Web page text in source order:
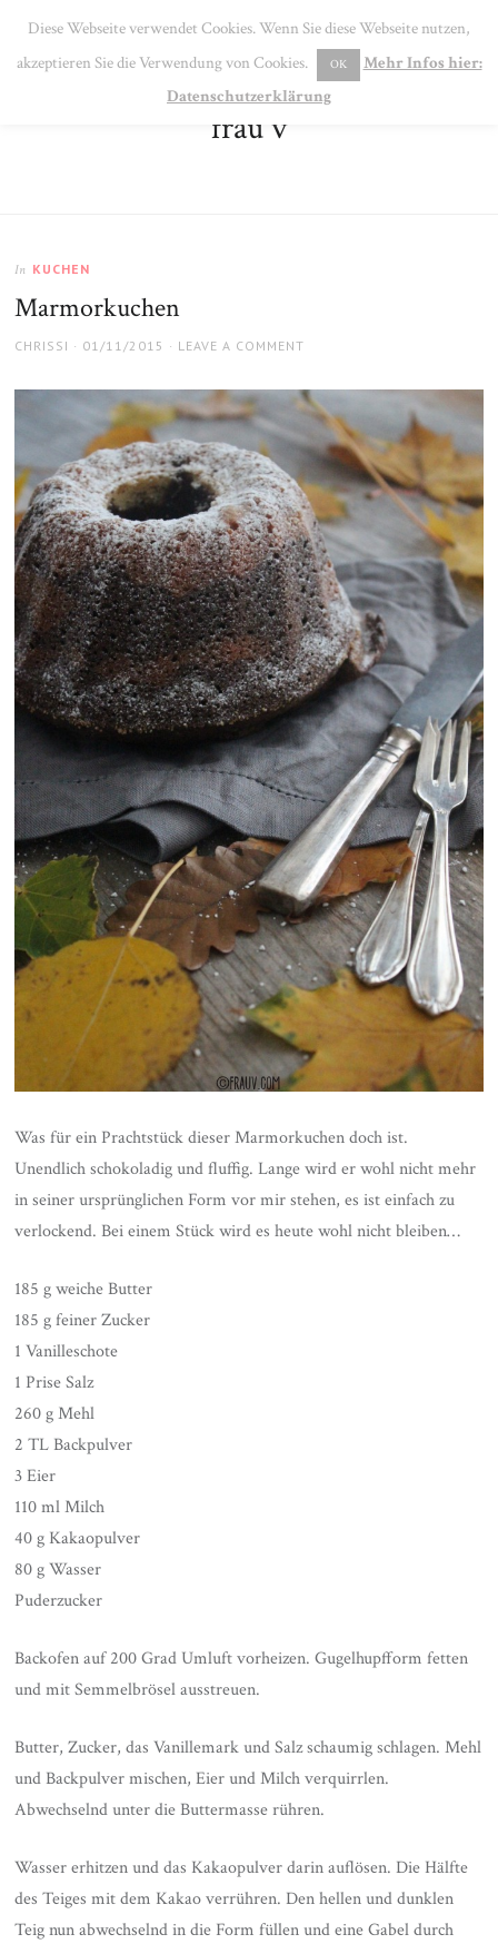
MENU
frau v
In KUCHEN
Marmorkuchen
AUTHOR
CHRISSI
POSTED
01/11/2015 LEAVE A COMMENT
Was für ein Prachtstück dieser Marmorkuchen doch ist.
Unendlich schokoladig und fluffig. Lange wird er wohl nicht mehr
in seiner ursprünglichen Form vor mir stehen, es ist einfach zu
verlockend. Bei einem Stück wird es heute wohl nicht bleiben…
185 g weiche Butter
185 g feiner Zucker
1 Vanilleschote
1 Prise Salz
260 g Mehl
2 TL Backpulver
3 Eier
110 ml Milch
40 g Kakaopulver
80 g Wasser
Puderzucker
Backofen auf 200 Grad Umluft vorheizen. Gugelhupfform fetten
und mit Semmelbrösel ausstreuen.
Butter, Zucker, das Vanillemark und Salz schaumig schlagen. Mehl
und Backpulver mischen, Eier und Milch verquirrlen.
Abwechselnd unter die Buttermasse rühren.
Wasser erhitzen und das Kakaopulver darin auflösen. Die Hälfte
des Teiges mit dem Kakao verrühren. Den hellen und dunklen
Teig nun abwechselnd in die Form füllen und eine Gabel durch
Diese Webseite verwendet Cookies. Wenn Sie diese Webseite nutzen,
akzeptieren Sie die Verwendung von Cookies.
OK
Mehr Infos hier:
Datenschutzerklärung